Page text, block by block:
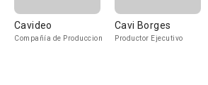
Cavideo
Compañía de Produccion
Cavi Borges
Productor Ejecutivo